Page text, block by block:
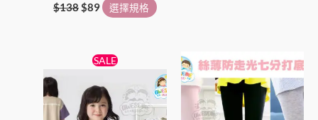
$138$89 選擇規格
SALE
格：
$89。
目
前
格：
$79。
產
品
有
此
產
品
有